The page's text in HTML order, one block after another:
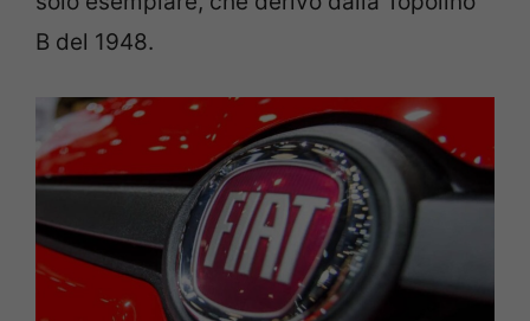
B del 1948.